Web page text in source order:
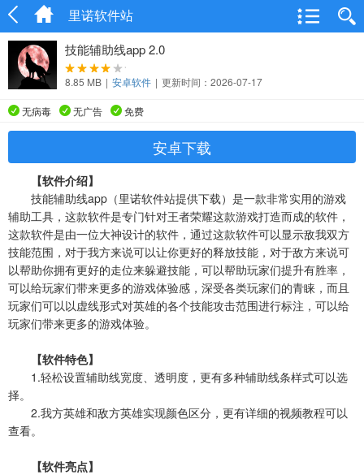
里诺软件站
技能辅助线app 2.0
8.85 MB | 安卓软件 | 更新时间：2026-07-17
无病毒 无广告 免费
安卓下载
【软件介绍】
技能辅助线app（里诺软件站提供下载）是一款非常实用的游戏
辅助工具，这款软件是专门针对王者荣耀这款游戏打造而成的软件，
这款软件是由一位大神设计的软件，通过这款软件可以显示敌我双方
技能范围，对于我方来说可以让你更好的释放技能，对于敌方来说可
以帮助你拥有更好的走位来躲避技能，可以帮助玩家们提升有胜率，
可以给玩家们带来更多的游戏体验感，深受各类玩家们的青睐，而且
玩家们可以以虚线形式对英雄的各个技能攻击范围进行标注，可以给
玩家们带来更多的游戏体验。
【软件特色】
1.轻松设置辅助线宽度、透明度，更有多种辅助线条样式可以选
择。
2.我方英雄和敌方英雄实现颜色区分，更有详细的视频教程可以
查看。
【软件亮点】